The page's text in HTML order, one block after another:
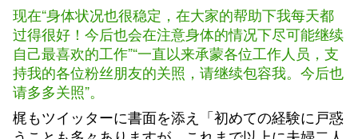
现在“身体状况也很稳定，在大家的帮助下我每天都
过得很好！今后也会在注意身体的情况下尽可能继续
自己最喜欢的工作”“一直以来承蒙各位工作人员，支
持我的各位粉丝朋友的关照，请继续包容我。今后也
请多多关照”。
梶もツイッターに書面を添え「初めての経験に戸惑